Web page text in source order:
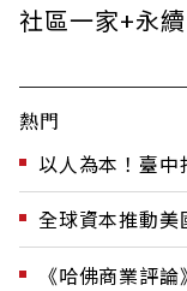
社區一家+永
熱門
以人為本！臺
全球資本推動美
《哈佛商業評